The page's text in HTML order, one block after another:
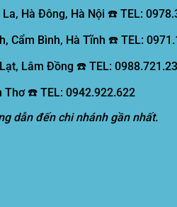
Hà Đông, Hà Nội ☎️ TEL:
Cẩm Bình, Hà Tĩnh ☎️ TEL:
Lâm Đồng ☎️ TEL:
Thơ ☎️ TEL: 0942.922.622
dẫn đến chi nhánh gần nhất.